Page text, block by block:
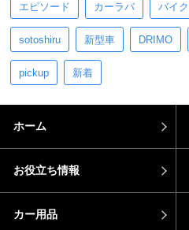
エピソード カーラバ バイク
sotoshiru 新型車 DRIMO
pickup 新着
ホーム
お役立ち情報
カー用品